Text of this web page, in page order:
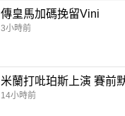
傳皇馬加碼挽留Vini
3小時前
米蘭打吡珀斯上演 賽前
14小時前